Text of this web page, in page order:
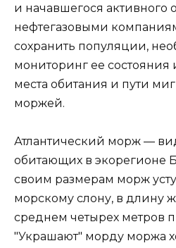
и начавшегося активного
нефтегазовыми
сохранить популяции,
мониторинг ее состояния
места обитания и пути
моржей.
Атлантический морж —
обитающих в экорегионе
своим размерам морж
морскому слону, в длину
среднем четырех метров
"Украшают" морду моржа